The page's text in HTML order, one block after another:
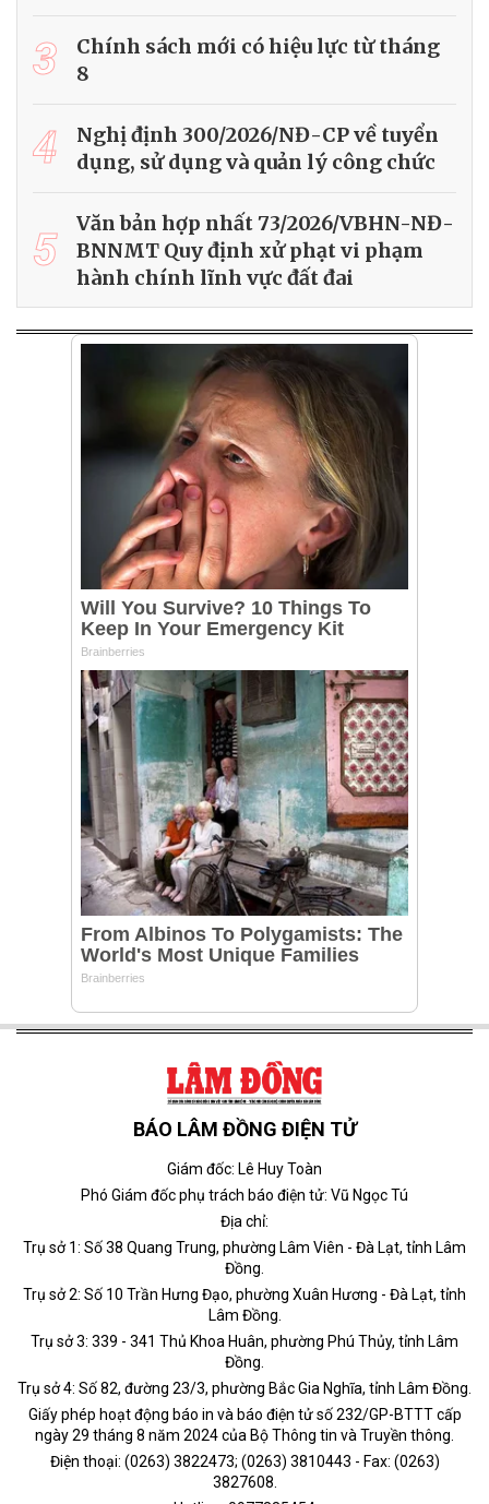
3
Chính sách mới có hiệu lực từ tháng
8
4
Nghị định 300/2026/NĐ-CP về tuyển
dụng, sử dụng và quản lý công chức
5
Văn bản hợp nhất 73/2026/VBHN-NĐ-
BNNMT Quy định xử phạt vi phạm
hành chính lĩnh vực đất đai
BÁO LÂM ĐỒNG ĐIỆN TỬ
Giám đốc: Lê Huy Toàn
Phó Giám đốc phụ trách báo điện tử: Vũ Ngọc Tú
Địa chỉ:
Trụ sở 1: Số 38 Quang Trung, phường Lâm Viên - Đà Lạt, tỉnh Lâm
Đồng.
Trụ sở 2: Số 10 Trần Hưng Đạo, phường Xuân Hương - Đà Lạt, tỉnh
Lâm Đồng.
Trụ sở 3: 339 - 341 Thủ Khoa Huân, phường Phú Thủy, tỉnh Lâm
Đồng.
Trụ sở 4: Số 82, đường 23/3, phường Bắc Gia Nghĩa, tỉnh Lâm Đồng.
Giấy phép hoạt động báo in và báo điện tử số 232/GP-BTTT cấp
ngày 29 tháng 8 năm 2024 của Bộ Thông tin và Truyền thông.
Điện thoại: (0263) 3822473; (0263) 3810443 - Fax: (0263)
3827608.